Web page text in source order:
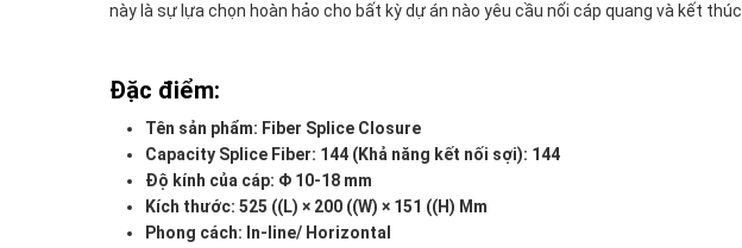
này là sự lựa chọn hoàn hảo cho bất kỳ dự án nào yêu cầu nối cáp quang và kết thúc.
Đặc điểm:
Tên sản phẩm: Fiber Splice Closure
Capacity Splice Fiber: 144 (Khả năng kết nối sợi): 144
Độ kính của cáp: Φ 10-18 mm
Kích thước: 525 ((L) × 200 ((W) × 151 ((H) Mm
Phong cách: In-line/ Horizontal